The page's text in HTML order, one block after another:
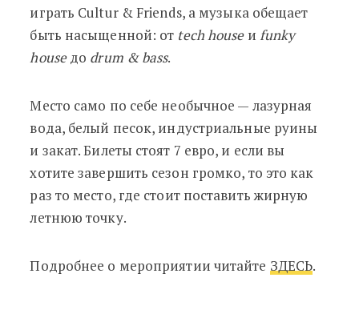
играть Cultur & Friends, а музыка обещает
быть насыщенной: от tech houseи funky
houseдо drum & bass.
Место само по себе необычное — лазурная
вода, белый песок, индустриальные руины
и закат. Билеты стоят 7 евро, и если вы
хотите завершить сезон громко, то это как
раз то место, где стоит поставить жирную
летнюю точку.
Подробнее о мероприятии читайте ЗДЕСЬ.